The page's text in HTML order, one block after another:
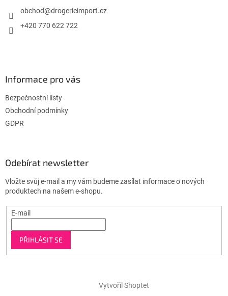
obchod@drogerieimport.cz
+420 770 622 722
Informace pro vás
Bezpečnostní listy
Obchodní podmínky
GDPR
Odebírat newsletter
Vložte svůj e-mail a my vám budeme zasílat informace o nových
produktech na našem e-shopu.
E-mail
PŘIHLÁSIT SE
Vytvořil Shoptet